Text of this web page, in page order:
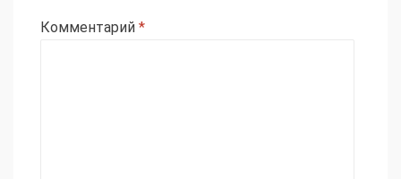
Комментарий *